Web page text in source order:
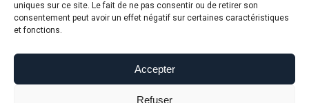
uniques sur ce site. Le fait de ne pas consentir ou de retirer son
consentement peut avoir un effet négatif sur certaines caractéristiques
et fonctions.
Accepter
Refuser